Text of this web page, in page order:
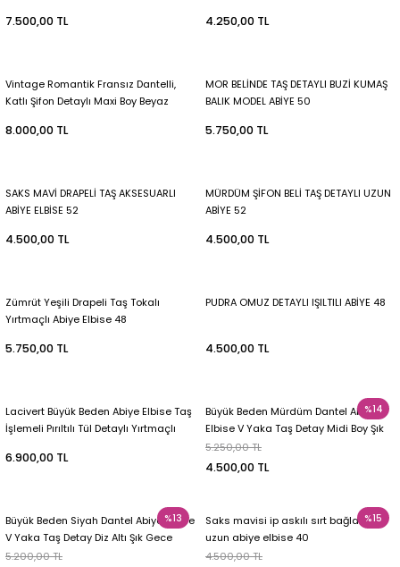
7.500,00 TL 4.250,00 TL
Vintage Romantik Fransız Dantelli,
Katlı Şifon Detaylı Maxi Boy Beyaz
8.000,00 TL
MOR BELİNDE TAŞ DETAYLI BUZİ KUMAŞ
BALIK MODEL ABİYE 50
5.750,00 TL
SAKS MAVİ DRAPELİ TAŞ AKSESUARLI
ABİYE ELBİSE 52
4.500,00 TL
MÜRDÜM ŞİFON BELİ TAŞ DETAYLI UZUN
ABİYE 52
4.500,00 TL
Zümrüt Yeşili Drapeli Taş Tokalı
Yırtmaçlı Abiye Elbise 48
5.750,00 TL
PUDRA OMUZ DETAYLI IŞILTILI ABİYE 48
4.500,00 TL
Lacivert Büyük Beden Abiye Elbise Taş
İşlemeli Pırıltılı Tül Detaylı Yırtmaçlı
6.900,00 TL
%14
Büyük Beden Mürdüm Dantel Abiye
Elbise V Yaka Taş Detay Midi Boy Şık
Davet Elbisesi 52
5.250,00 TL
4.500,00 TL
%13
Büyük Beden Siyah Dantel Abiye Elbise
V Yaka Taş Detay Diz Altı Şık Gece
Elbisesi 52
5.200,00 TL
%15
Saks mavisi ip askılı sırt bağlamalı
uzun abiye elbise 40
4.500,00 TL